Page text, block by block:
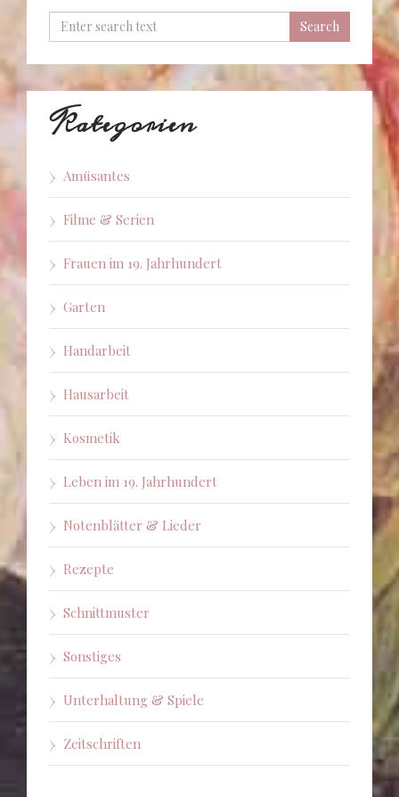
Kategorien
Amüsantes
Filme & Serien
Frauen im 19. Jahrhundert
Garten
Handarbeit
Hausarbeit
Kosmetik
Leben im 19. Jahrhundert
Notenblätter & Lieder
Rezepte
Schnittmuster
Sonstiges
Unterhaltung & Spiele
Zeitschriften